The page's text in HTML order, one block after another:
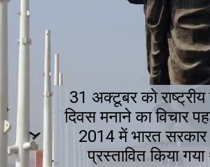
31 अक्टूबर को
दिवस मनाने का विचार
2014 में भारत सरकार
प्रस्तावित किया गया